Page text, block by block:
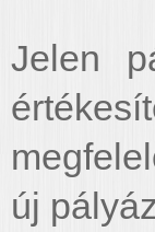
Jelen
új